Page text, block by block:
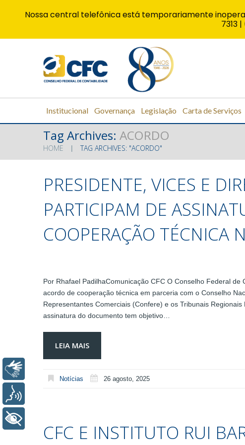
Institucional Governança Legislação Carta de Serviços
Tag Archives: ACORDO
HOME TAG ARCHIVES: "ACORDO"
PRESIDENTE, VICES E
PARTICIPAM DE
COOPERAÇÃO TÉCNICA
Por Rhafael PadilhaComunicação CFC O Conselho Federal
acordo de cooperação técnica em parceria com o Conselho
Representantes Comerciais (Confere) e os Tribunais Regionais
assinatura do documento tem objetivo…
LEIA MAIS
Notícias 26 agosto, 2025
CFC E INSTITUTO RUI
Nossa central telefônica está temporariamente
7313